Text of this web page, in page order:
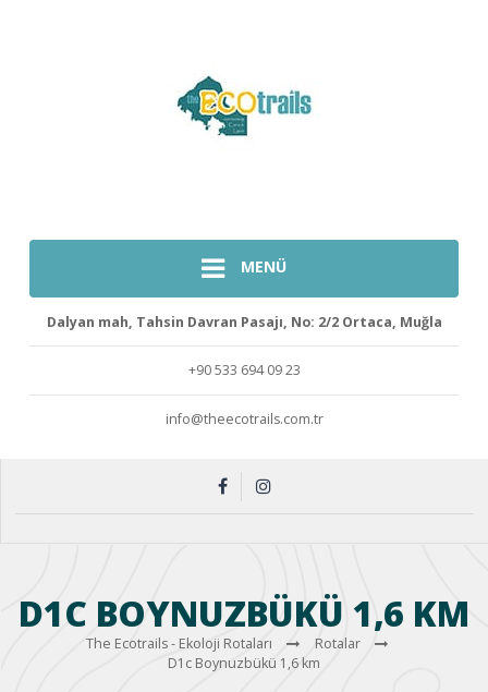
MENÜ
Dalyan mah, Tahsin Davran Pasajı, No: 2/2 Ortaca, Muğla
+90 533 694 09 23
info@theecotrails.com.tr
D1C BOYNUZBÜKÜ 1,6 KM
The Ecotrails - Ekoloji Rotaları
Rotalar
D1c Boynuzbükü 1,6 km